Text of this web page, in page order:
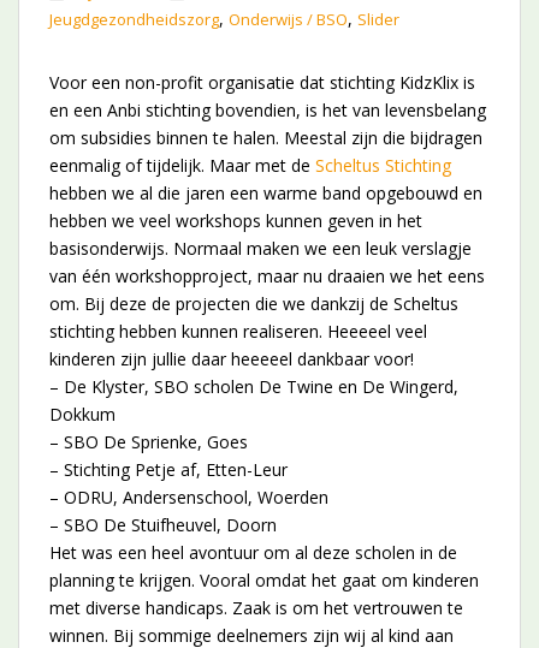
Jeugdgezondheidszorg, Onderwijs / BSO, Slider
Voor een non-profit organisatie dat stichting KidzKlix is
en een Anbi stichting bovendien, is het van levensbelang
om subsidies binnen te halen. Meestal zijn die bijdragen
eenmalig of tijdelijk. Maar met de Scheltus Stichting
hebben we al die jaren een warme band opgebouwd en
hebben we veel workshops kunnen geven in het
basisonderwijs. Normaal maken we een leuk verslagje
van één workshopproject, maar nu draaien we het eens
om. Bij deze de projecten die we dankzij de Scheltus
stichting hebben kunnen realiseren. Heeeeel veel
kinderen zijn jullie daar heeeeel dankbaar voor!
– De Klyster, SBO scholen De Twine en De Wingerd,
Dokkum
– SBO De Sprienke, Goes
– Stichting Petje af, Etten-Leur
– ODRU, Andersenschool, Woerden
– SBO De Stuifheuvel, Doorn
Het was een heel avontuur om al deze scholen in de
planning te krijgen. Vooral omdat het gaat om kinderen
met diverse handicaps. Zaak is om het vertrouwen te
winnen. Bij sommige deelnemers zijn wij al kind aan